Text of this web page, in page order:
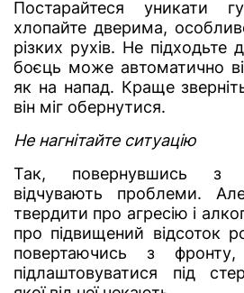
Постарайтеся уникати
хлопайте дверима,
різких рухів. Не
боєць може автоматично
як на напад. Краще
він міг обернутися.
Не нагнітайте ситуацію
Так, повернувшись з
відчувають проблеми.
твердити про агресію і
про підвищений відсоток
повертаючись з
підлаштовуватися під